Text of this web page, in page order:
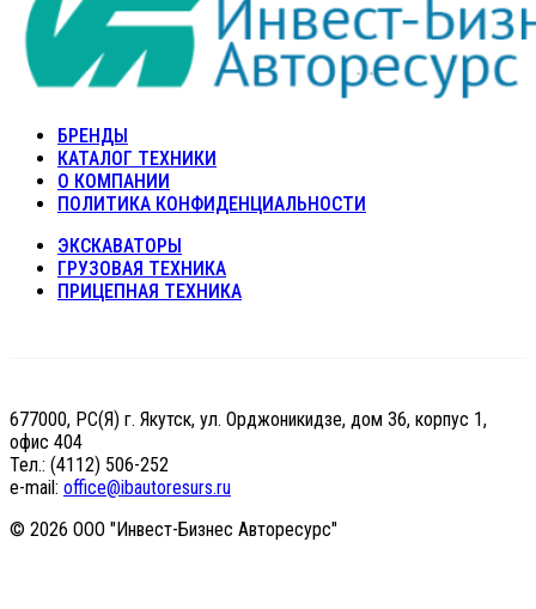
БРЕНДЫ
КАТАЛОГ ТЕХНИКИ
О КОМПАНИИ
ПОЛИТИКА КОНФИДЕНЦИАЛЬНОСТИ
ЭКСКАВАТОРЫ
ГРУЗОВАЯ ТЕХНИКА
ПРИЦЕПНАЯ ТЕХНИКА
677000, РС(Я) г. Якутск, ул. Орджоникидзе, дом 36, корпус 1,
офис 404
Тел.: (4112) 506-252
e-mail: office@ibautoresurs.ru
© 2026 ООО "Инвест-Бизнес Авторесурс"